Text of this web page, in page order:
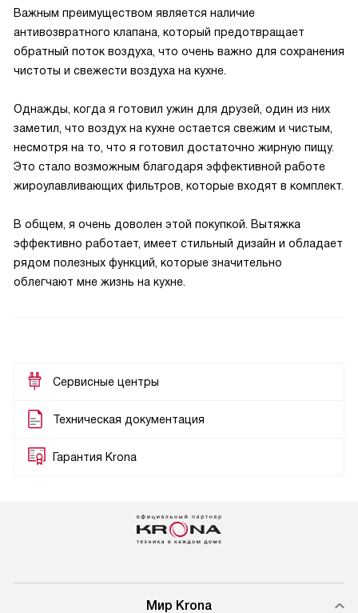
Важным преимуществом является наличие
антивозвратного клапана, который предотвращает
обратный поток воздуха, что очень важно для сохранения
чистоты и свежести воздуха на кухне.
Однажды, когда я готовил ужин для друзей, один из них
заметил, что воздух на кухне остается свежим и чистым,
несмотря на то, что я готовил достаточно жирную пищу.
Это стало возможным благодаря эффективной работе
жироулавливающих фильтров, которые входят в комплект.
В общем, я очень доволен этой покупкой. Вытяжка
эффективно работает, имеет стильный дизайн и обладает
рядом полезных функций, которые значительно
облегчают мне жизнь на кухне.
Сервисные центры
Техническая документация
Гарантия Krona
Мир Krona